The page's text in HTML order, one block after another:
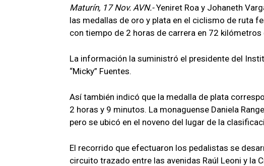
Maturín, 17 Nov. AVN.-Yeniret Roa y Johaneth
las medallas de oro y plata en el ciclismo de ruta
con tiempo de 2 horas de carrera en 72 kilómetros
La información la suministró el presidente del
“Micky” Fuentes.
Así también indicó que la medalla de plata
2 horas y 9 minutos. La monaguense Daniela
pero se ubicó en el noveno del lugar de la
El recorrido que efectuaron los pedalistas se
circuito trazado entre las avenidas Raúl Leoni y la